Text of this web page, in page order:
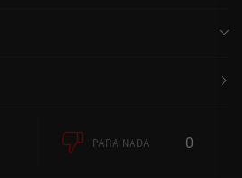
Store de iOS.
PARA NADA 0